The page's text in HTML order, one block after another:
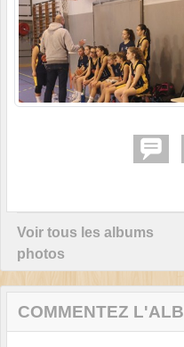
Voir tous les albums
photos
COMMENTEZ